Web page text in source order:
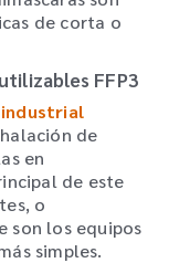
de corta o
FFP3
de
en
de este
o
son los equipos
simples.